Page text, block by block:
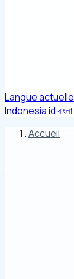
Langue actuelle
Indonesiaidবাংলা
Accueil